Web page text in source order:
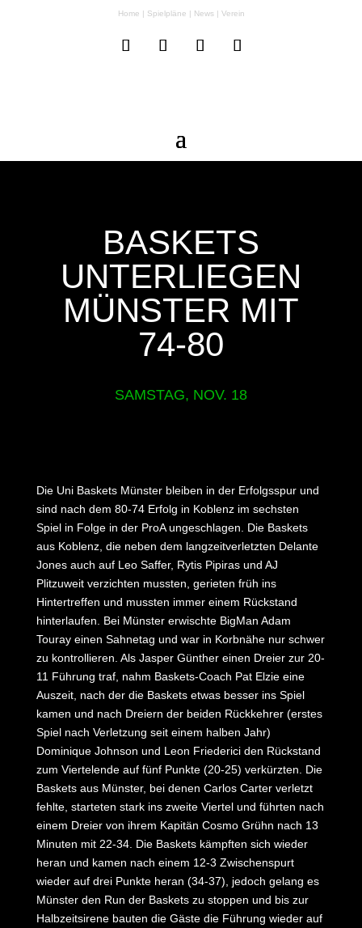
Home | Spielpläne | News| Verein
BASKETS
UNTERLIEGEN
MÜNSTER MIT
74-80
SAMSTAG, NOV. 18
Die Uni Baskets Münster bleiben in der Erfolgsspur und
sind nach dem 80-74 Erfolg in Koblenz im sechsten
Spiel in Folge in der ProA ungeschlagen. Die Baskets
aus Koblenz, die neben dem langzeitverletzten Delante
Jones auch auf Leo Saffer, Rytis Pipiras und AJ
Plitzuweit verzichten mussten, gerieten früh ins
Hintertreffen und mussten immer einem Rückstand
hinterlaufen. Bei Münster erwischte BigMan Adam
Touray einen Sahnetag und war in Korbnähe nur schwer
zu kontrollieren. Als Jasper Günther einen Dreier zur 20-
11 Führung traf, nahm Baskets-Coach Pat Elzie eine
Auszeit, nach der die Baskets etwas besser ins Spiel
kamen und nach Dreiern der beiden Rückkehrer (erstes
Spiel nach Verletzung seit einem halben Jahr)
Dominique Johnson und Leon Friederici den Rückstand
zum Viertelende auf fünf Punkte (20-25) verkürzten. Die
Baskets aus Münster, bei denen Carlos Carter verletzt
fehlte, starteten stark ins zweite Viertel und führten nach
einem Dreier von ihrem Kapitän Cosmo Grühn nach 13
Minuten mit 22-34. Die Baskets kämpften sich wieder
heran und kamen nach einem 12-3 Zwischenspurt
wieder auf drei Punkte heran (34-37), jedoch gelang es
Münster den Run der Baskets zu stoppen und bis zur
Halbzeitsirene bauten die Gäste die Führung wieder auf